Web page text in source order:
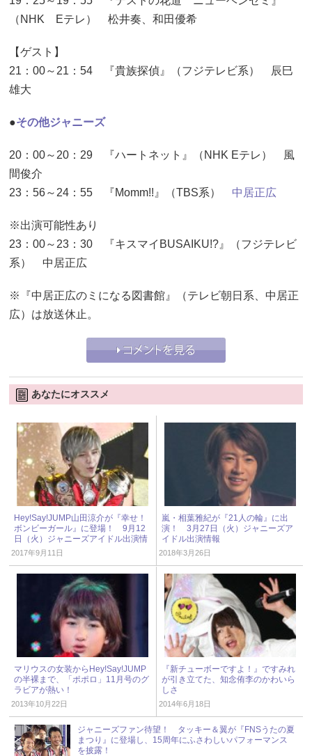
（NHK Eテレ） 松井奏、和田優希
【ゲスト】
21：00～21：54 『貴族探偵』（フジテレビ系） 辰巳
雄大
●その他ジャニーズ
20：00～20：29 『ハートネット』（NHK Eテレ） 風
間俊介
23：56～24：55 『Momm!!』（TBS系） 中居正広
※出演可能性あり
23：00～23：30 『キスマイBUSAIKU!?』（フジテレビ
系） 中居正広
※『中居正広のミになる図書館』（テレビ朝日系、中居正
広）は放送休止。
あなたにオススメ
Hey!Say!JUMP山田涼介が『幸せ！
ボンビーガール』に登場！ 9月12
日（火）ジャニーズアイドル出演情
報
2017年9月11日
嵐・相葉雅紀が『21人の輪』に出
演！ 3月27日（火）ジャニーズア
イドル出演情報
2018年3月26日
マリウスの女装からHey!Say!JUMP
の半裸まで、「ポポロ」11月号のグ
ラビアが熱い！
2013年10月22日
『新チューボーですよ！』ですみれ
が引き立てた、知念侑李のかわいら
しさ
2014年6月18日
ジャニーズファン待望！ タッキー＆翼が『FNSうたの夏
まつり』に登場し、15周年にふさわしいパフォーマンス
を披露！